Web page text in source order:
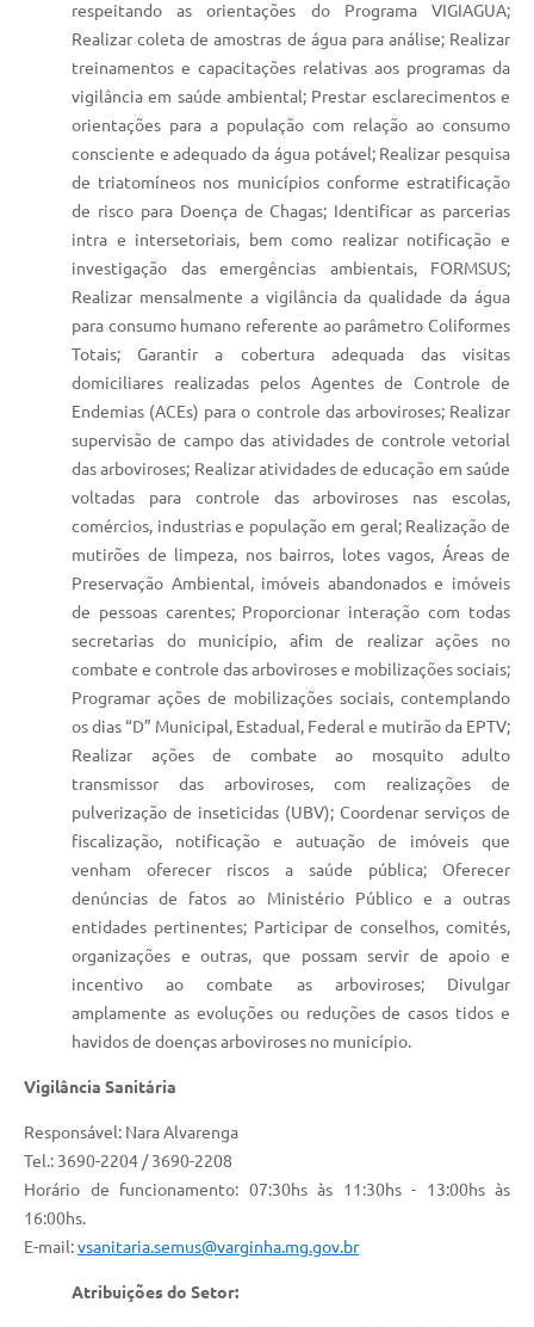
respeitando as orientações do Programa VIGIAGUA;
Realizar coleta de amostras de água para análise; Realizar
treinamentos e capacitações relativas aos programas da
vigilância em saúde ambiental; Prestar esclarecimentos e
orientações para a população com relação ao consumo
consciente e adequado da água potável; Realizar pesquisa
de triatomíneos nos municípios conforme estratificação
de risco para Doença de Chagas; Identificar as parcerias
intra e intersetoriais, bem como realizar notificação e
investigação das emergências ambientais, FORMSUS;
Realizar mensalmente a vigilância da qualidade da água
para consumo humano referente ao parâmetro Coliformes
Totais; Garantir a cobertura adequada das visitas
domiciliares realizadas pelos Agentes de Controle de
Endemias (ACEs) para o controle das arboviroses; Realizar
supervisão de campo das atividades de controle vetorial
das arboviroses; Realizar atividades de educação em saúde
voltadas para controle das arboviroses nas escolas,
comércios, industrias e população em geral; Realização de
mutirões de limpeza, nos bairros, lotes vagos, Áreas de
Preservação Ambiental, imóveis abandonados e imóveis
de pessoas carentes; Proporcionar interação com todas
secretarias do município, afim de realizar ações no
combate e controle das arboviroses e mobilizações sociais;
Programar ações de mobilizações sociais, contemplando
os dias “D” Municipal, Estadual, Federal e mutirão da EPTV;
Realizar ações de combate ao mosquito adulto
transmissor das arboviroses, com realizações de
pulverização de inseticidas (UBV); Coordenar serviços de
fiscalização, notificação e autuação de imóveis que
venham oferecer riscos a saúde pública; Oferecer
denúncias de fatos ao Ministério Público e a outras
entidades pertinentes; Participar de conselhos, comités,
organizações e outras, que possam servir de apoio e
incentivo ao combate as arboviroses; Divulgar
amplamente as evoluções ou reduções de casos tidos e
havidos de doenças arboviroses no município.
Vigilância Sanitária
Responsável: Nara Alvarenga
Tel.: 3690-2204 / 3690-2208
Horário de funcionamento: 07:30hs às 11:30hs - 13:00hs às
16:00hs.
E-mail:vsanitaria.semus@varginha.mg.gov.br
Atribuições do Setor: